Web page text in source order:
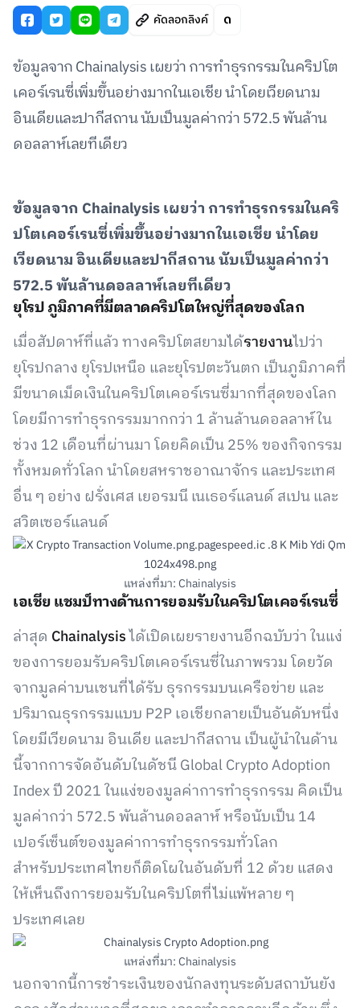
คัดลอกลิงค์
ข้อมูลจาก Chainalysis เผยว่า การทำธุรกรรมในคริปโต
เคอร์เรนซี่เพิ่มขึ้นอย่างมากในเอเชีย นำโดยเวียดนาม
อินเดียและปากีสถาน นับเป็นมูลค่ากว่า 572.5 พันล้าน
ดอลลาห์เลยทีเดียว
ข้อมูลจาก Chainalysis เผยว่า การทำธุรกรรมในคริ
ปโตเคอร์เรนซี่เพิ่มขึ้นอย่างมากในเอเชีย นำโดย
เวียดนาม อินเดียและปากีสถาน นับเป็นมูลค่ากว่า
572.5 พันล้านดอลลาห์เลยทีเดียว
ยุโรป ภูมิภาคที่มีตลาดคริปโตใหญ่ที่สุดของโลก
เมื่อสัปดาห์ที่แล้ว ทางคริปโตสยามได้รายงานไปว่า
ยุโรปกลาง ยุโรปเหนือ และยุโรปตะวันตก เป็นภูมิภาคที่
มีขนาดเม็ดเงินในคริปโตเคอร์เรนซี่มากที่สุดของโลก
โดยมีการทำธุรกรรมมากกว่า 1 ล้านล้านดอลลาห์ใน
ช่วง 12 เดือนที่ผ่านมา โดยคิดเป็น 25% ของกิจกรรม
ทั้งหมดทั่วโลก นำโดยสหราชอาณาจักร และประเทศ
อื่น ๆ อย่าง ฝรั่งเศส เยอรมนี เนเธอร์แลนด์ สเปน และ
สวิตเซอร์แลนด์
แหล่งที่มา: Chainalysis
เอเชีย แชมป์ทางด้านการยอมรับในคริปโตเคอร์เรนซี่
ล่าสุด Chainalysisได้เปิดเผยรายงานอีกฉบับว่า ในแง่
ของการยอมรับคริปโตเคอร์เรนซี่ในภาพรวม โดยวัด
จากมูลค่าบนเชนที่ได้รับ ธุรกรรมบนเครือข่าย และ
ปริมาณธุรกรรมแบบ P2P เอเชียกลายเป็นอันดับหนึ่ง
โดยมีเวียดนาม อินเดีย และปากีสถาน เป็นผู้นำในด้าน
นี้จากการจัดอันดับในดัชนี Global Crypto Adoption
Index ปี 2021 ในแง่ของมูลค่าการทำธุรกรรม คิดเป็น
มูลค่ากว่า 572.5 พันล้านดอลลาห์ หรือนับเป็น 14
เปอร์เซ็นต์ของมูลค่าการทำธุรกรรมทั่วโลก
สำหรับประเทศไทยก็ติดโผในอันดับที่ 12 ด้วย แสดง
ให้เห็นถึงการยอมรับในคริปโตที่ไม่แพ้หลาย ๆ
ประเทศเลย
แหล่งที่มา: Chainalysis
นอกจากนี้การชำระเงินของนักลงทุนระดับสถาบันยัง